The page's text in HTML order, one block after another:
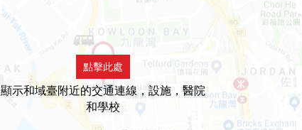
點擊此處
顯示和域臺附近的交通連線，設施，醫院
和學校